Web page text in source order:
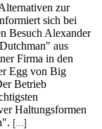
zur
sich bei
Besuch Alexander
aus
Firma in den
Egg von Big
Betrieb
Haltungsformen
[...]